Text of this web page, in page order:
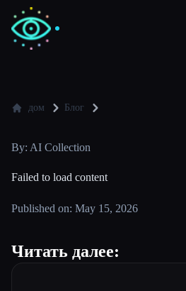
✍️ Писатели
💻Разработчики
🎓 Студенты
дом Блог
By: AI Collection
Failed to load content
Published on: May 15, 2026
Читать далее: